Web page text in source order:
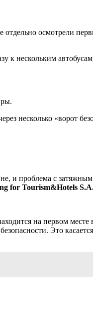
осмотрели
к нескольким
несколько «ворот
и проблема с
for Tourism&Hotels
на первом
Это